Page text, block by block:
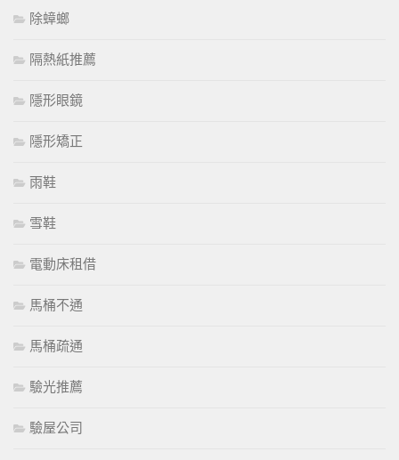
除蟑螂
隔熱紙推薦
隱形眼鏡
隱形矯正
雨鞋
雪鞋
電動床租借
馬桶不通
馬桶疏通
驗光推薦
驗屋公司